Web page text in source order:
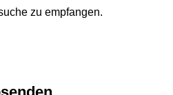
zu empfangen.